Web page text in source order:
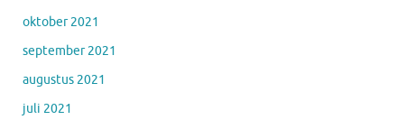
oktober 2021
september 2021
augustus 2021
juli 2021